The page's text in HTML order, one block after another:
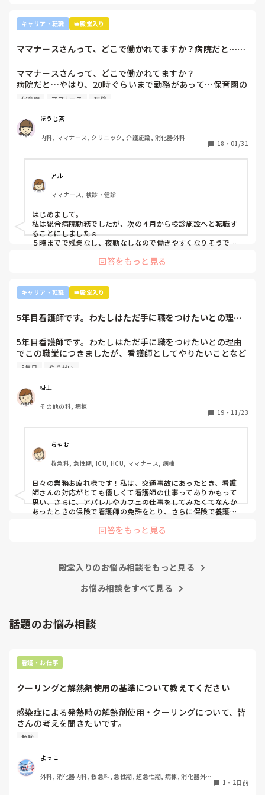
り、看護のつながりが無かったことは自分でも反省していま
すし、今後成長させていきたいなと思っています。
いないです。
るかな？』『自分ならそこまでされたら辞めるよ』とのこ
と。
師長さんの言ってることも確かに理解できますが
てないですし、病棟での臨床経験を積んで学んでいきたいと
気持ちがあります。
・転職する
外来や検診センターは、また病棟とは全然違う業務になるの
で、病棟での臨床経験を積みたい気持ちがあるのであれば、ご
きな病院だとどうしても異動で行きたくない場所に行かされて
病院も規模やいろいろ取り組んでいることが違うので、探して
みるとおもしろいですよ。ただ、転職するなら3年は基礎をつ
けてもいいのかなと思います。中途採用は即戦力を期待されま
キャリア・転職 👑殿堂入り
ママナースさんって、どこで働かれてますか？病院だと…や
ママナースさんって、どこで働かれてますか？
病院だと…やはり、20時ぐらいまで勤務があって…保育園の
お迎えが間に合わないことが多くて…
保育園 ママナース 病院
ほうじ茶
内科, ママナース, クリニック, 介護施設, 消化器外科
18 ・ 01/31
アル
ママナース, 検診・健診
はじめまして。
私は総合病院勤務でしたが、次の４月から検診施設へと転職す
ることにしました☺️
５時までで残業なし、夜勤なしなので働きやすくなりそうです
回答をもっと見る
キャリア・転職 👑殿堂入り
5年目看護師です。わたしはただ手に職をつけたいとの理由
5年目看護師です。わたしはただ手に職をつけたいとの理由
でこの職業につきましたが、看護師としてやりたいことなど
あまり考えたことがなく、ただ言われたことをやっているよ
続けてしまっています。
みなさんはどういったきっかけで看護師を目指したり、今の
科についていたりしますか？
笑
5年目 やりがい
掛上
その他の科, 病棟
19 ・ 11/23
ちゃむ
救急科, 急性期, ICU, HCU, ママナース, 病棟
日々の業務お疲れ様です！私は、交通事故にあったとき、看護
師さんの対応がとても優しくて看護師の仕事ってありかもって
思い、さらに、アパレルやカフェの仕事をしてみたくてなんか
あったときの保険で看護師の免許をとり、さらに保険で養護教
回答をもっと見る
殿堂入りのお悩み相談をもっと見る
お悩み相談をすべて見る
話題のお悩み相談
看護・お仕事
クーリングと解熱剤使用の基準について教えてください
感染症による発熱時の解熱剤使用・クーリングについて、皆
さんの考えを聞きたいです。
ばかりの患者さんがいるとします。当然、原因がすぐに改善
するわけではないため、解熱剤を使用して一時的に解熱して
も、効果が切れれば再度発熱する可能性があります。
勉強
よっこ
外科, 消化器内科, 救急科, 急性期, 超急性期, 病棟, 消化器外
1 ・ 2日前